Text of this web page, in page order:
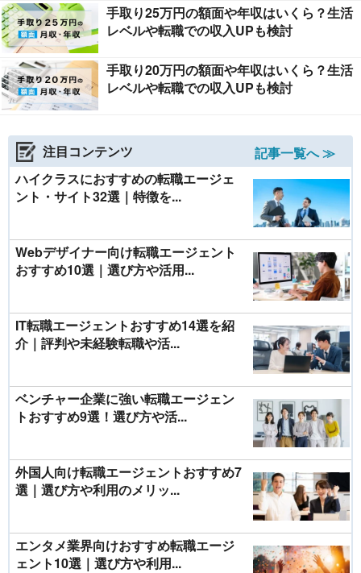
手取り25万円の額面や年収はいくら？生活
レベルや転職での収入UPも検討
手取り20万円の額面や年収はいくら？生活
レベルや転職での収入UPも検討
注目コンテンツ
記事一覧へ ≫
ハイクラスにおすすめの転職エージェ
ント・サイト32選｜特徴を...
Webデザイナー向け転職エージェント
おすすめ10選｜選び方や活用...
IT転職エージェントおすすめ14選を紹
介｜評判や未経験転職や活...
ベンチャー企業に強い転職エージェン
トおすすめ9選！選び方や活...
外国人向け転職エージェントおすすめ7
選｜選び方や利用のメリッ...
エンタメ業界向けおすすめ転職エージ
ェント10選｜選び方や利用...